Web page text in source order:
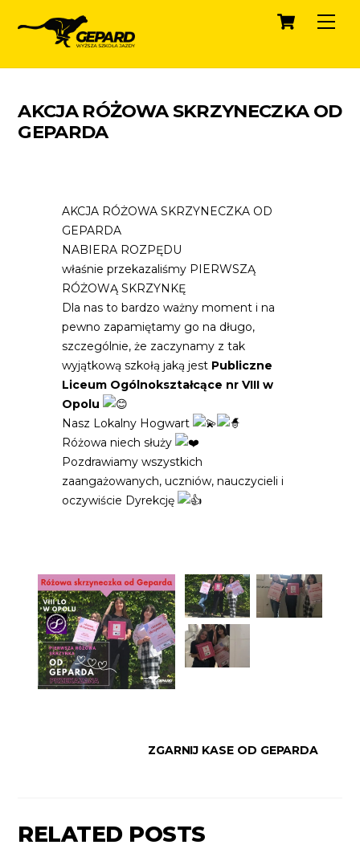
Cart
AKCJA RÓŻOWA SKRZYNECZKA OD
GEPARDA
AKCJA RÓŻOWA SKRZYNECZKA OD
GEPARDA
NABIERA ROZPĘDU
właśnie przekazaliśmy PIERWSZĄ
RÓŻOWĄ SKRZYNKĘ
Dla nas to bardzo ważny moment i na
pewno zapamiętamy go na długo,
szczególnie, że zaczynamy z tak
wyjątkową szkołą jaką jest Publiczne
Liceum Ogólnokształcące nr VIII w
Opolu
Nasz Lokalny Hogwart
Różowa niech służy
Pozdrawiamy wszystkich
zaangażowanych, uczniów, nauczycieli i
oczywiście Dyrekcję
ZGARNIJ KASE OD GEPARDA
RELATED POSTS